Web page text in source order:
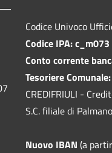
Codice Univoco
Codice IPA: c_m073
Conto corrente
Tesoriere Comunale:
CREDIFRIULI -
S.C. filiale di
Nuovo IBAN (a